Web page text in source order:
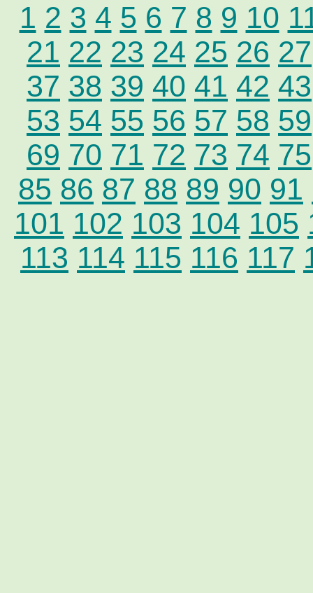
1 2 3 4 5 6 7 8 9 10
21 22 23 24 25 26 27
37 38 39 40 41 42 43
53 54 55 56 57 58 59
69 70 71 72 73 74 75
85 86 87 88 89 90 91
101 102 103 104 105
113 114 115 116 117